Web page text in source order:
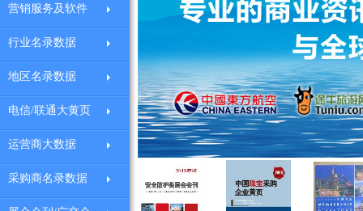
营销服务及软件
行业名录数据
地区名录数据
电信/联通大黄页
运营商大数据
采购商名录数据